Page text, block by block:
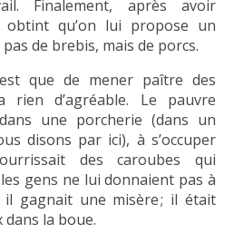
Finalement, après avoir
qu’on lui propose un
de brebis, mais de porcs.
que de mener paître des
rien d’agréable. Le pauvre
une porcherie (dans un
disons par ici), à s’occuper
des caroubes qui
gens ne lui donnaient pas à
il gagnait une misère ; il était
la boue.